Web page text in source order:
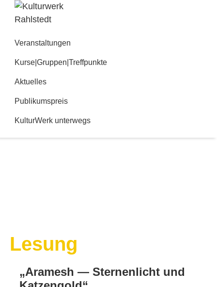
Hauptnavigation
Zum
Inhalt
Rahlstedt
Veranstaltungen
Kurse|Gruppen|Treffpunkte
Aktuelles
Publikumspreis
KulturWerk unterwegs
Lesung
„Aramesh — Sternenlicht und